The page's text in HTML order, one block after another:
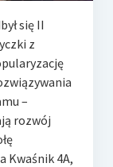
się II
z
–
rozwój
Kwaśnik 4A,